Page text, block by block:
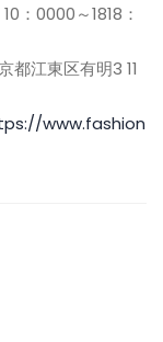
：0000～1818：
都江東区有明3 11
www.fashion